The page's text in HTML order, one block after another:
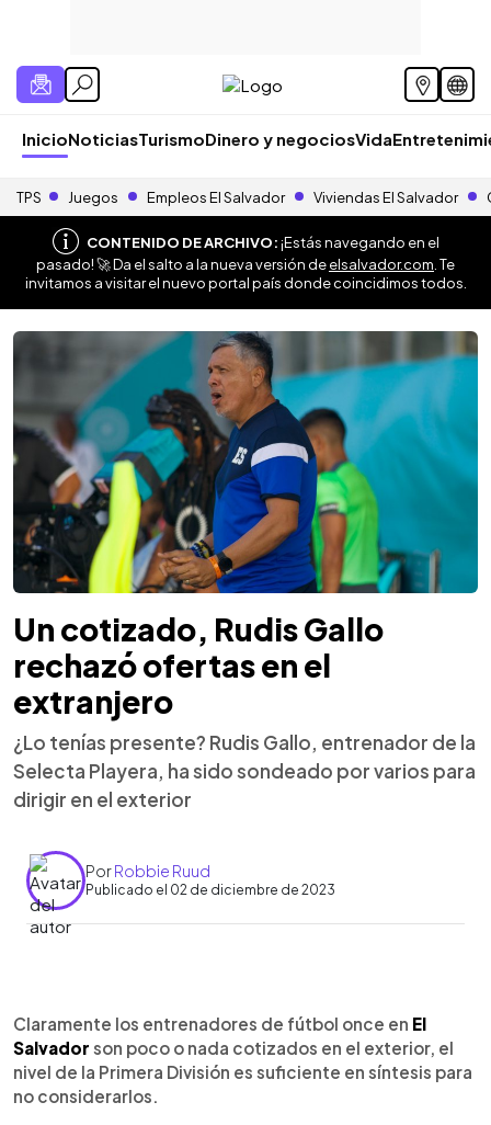
InicioNoticiasTurismoDinero y negociosVida
TPS Juegos Empleos El Salvador Viviendas El Salvador
CONTENIDO DE ARCHIVO:¡Estás navegando en el
pasado! 🚀 Da el salto a la nueva versión deelsalvador.com . Te
invitamos a visitar el nuevo portal país donde coincidimos todos.
Un cotizado, Rudis Gallo
rechazó ofertas en el
extranjero
¿Lo tenías presente? Rudis Gallo, entrenador de la
Selecta Playera, ha sido sondeado por varios para
dirigir en el exterior
PorRobbie Ruud
Publicado el 02 de diciembre de 2023
Escuchar artículo
Claramente los entrenadores de fútbol once en El
Salvador son poco o nada cotizados en el exterior, el
nivel de la Primera División es suficiente en síntesis para
no considerarlos.